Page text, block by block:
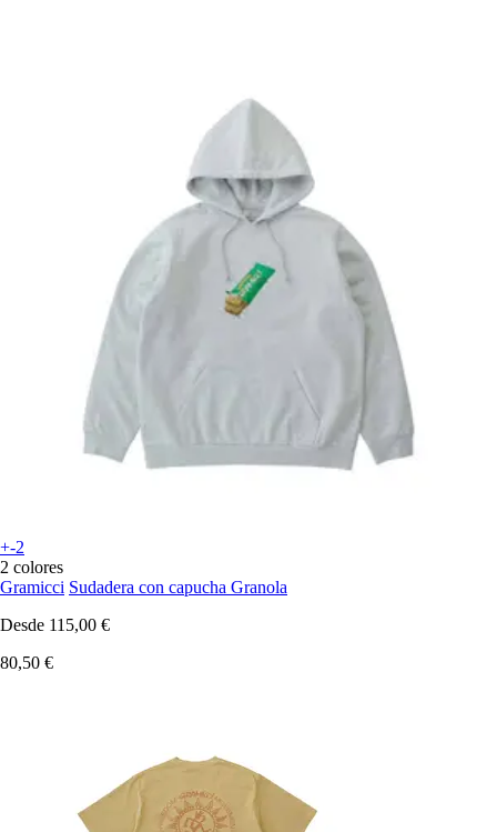
+-2
2 colores
Gramicci Sudadera con capucha Granola
Desde 115,00 €
80,50 €